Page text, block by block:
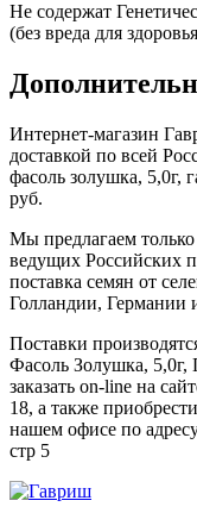
Не содержат
(без вреда для
Интернет-магазин
доставкой по всей
фасоль золушка, 5,0г,
руб.
Мы предлагаем
ведущих Российских
поставка семян от
Голландии, Германии
Поставки
Фасоль Золушка,
заказать on-line на
18, а также
нашем офисе по
стр 5